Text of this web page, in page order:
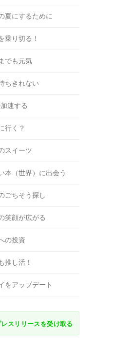
夏にするために
乗り切る！
でも元気
ちきれない
速する
行く？
スイーツ
本（世界）に出会う
ごちそう探し
笑顔が広がる
の投資
推し活！
をアップデート
レスリリースを受け取る